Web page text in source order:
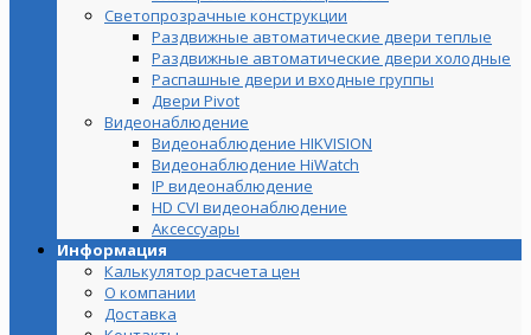
Светопрозрачные конструкции
Раздвижные автоматические двери теплые
Раздвижные автоматические двери холодные
Распашные двери и входные группы
Двери Pivot
Видеонаблюдение
Видеонаблюдение HIKVISION
Видеонаблюдение HiWatch
IP видеонаблюдение
HD CVI видеонаблюдение
Аксессуары
Информация
Калькулятор расчета цен
О компании
Доставка